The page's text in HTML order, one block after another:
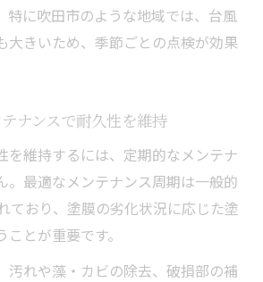
特に吹田市のような地域では、台風
大きいため、季節ごとの点検が効果
ナンスで耐久性を維持
を維持するには、定期的なメンテナ
。最適なメンテナンス周期は一般的
ており、塗膜の劣化状況に応じた塗
とが重要です。
汚れや藻・カビの除去、破損部の補